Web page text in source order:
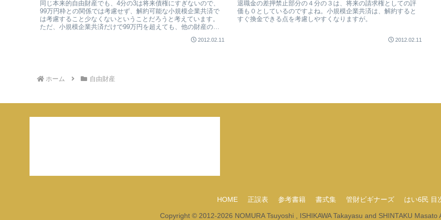
同じ本来的自由財産でも、4分の3は将来債権にすぎないので、
99万円枠との関係では考慮せず、解約可能な小規模企業共済で
は考慮すること少なくないということだろうと考えています。
ただ、小規模企業共済だけで99万円を超えても、他の財産の自
2012.02.11
退職金の差押禁止部分の４分の３は、将来の請求権としての評
価も０としているのですよね。小規模企業共済は、解約すると
すぐ換金できる点を考慮しやすくなりますが。
2012.02.11
ホーム 自由財産
HOME 正誤表 参考書籍 書式集 管財ビギナーズ はい6民 目
Copyright © 2012-2026 NOMURA Tsuyoshi , ISHIKAWA Takayasu and SHINTAKU Masato